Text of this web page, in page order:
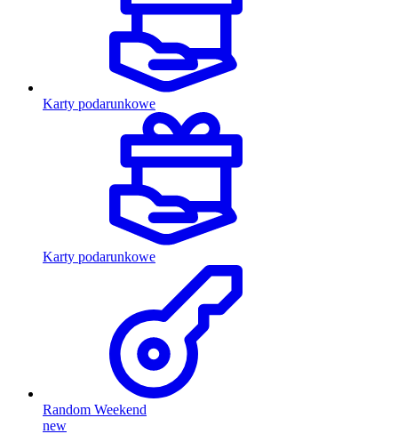
Karty podarunkowe
Karty podarunkowe
Random Weekend
new